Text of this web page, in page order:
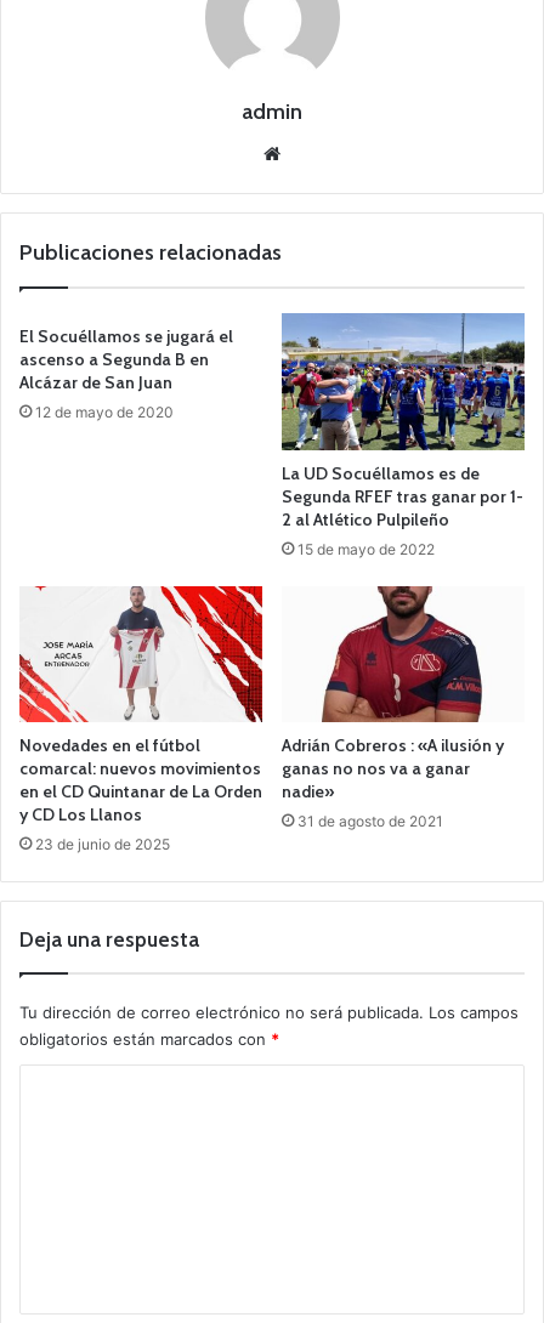
admin
we
Publicaciones relacionadas
El Socuéllamos se jugará el
ascenso a Segunda B en
Alcázar de San Juan
12 de mayo de 2020
La UD Socuéllamos es de
Segunda RFEF tras ganar por 1-
2 al Atlético Pulpileño
15 de mayo de 2022
Novedades en el fútbol
comarcal: nuevos movimientos
en el CD Quintanar de La Orden
y CD Los Llanos
23 de junio de 2025
Adrián Cobreros : «A ilusión y
ganas no nos va a ganar
nadie»
31 de agosto de 2021
Deja una respuesta
Tu dirección de correo electrónico no será publicada. Los campos
obligatorios están marcados con *